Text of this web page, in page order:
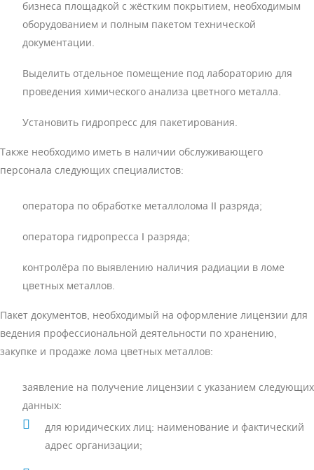
бизнеса площадкой с жёстким покрытием, необходимым
оборудованием и полным пакетом технической
документации.
Выделить отдельное помещение под лабораторию для
проведения химического анализа цветного металла.
Установить гидропресс для пакетирования.
Также необходимо иметь в наличии обслуживающего
персонала следующих специалистов:
оператора по обработке металлолома II разряда;
оператора гидропресса I разряда;
контролёра по выявлению наличия радиации в ломе
цветных металлов.
Пакет документов, необходимый на оформление лицензии для
ведения профессиональной деятельности по хранению,
закупке и продаже лома цветных металлов:
заявление на получение лицензии с указанием следующих
данных:
для юридических лиц: наименование и фактический
адрес организации;